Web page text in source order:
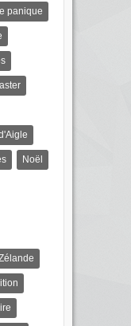
panique
Noël